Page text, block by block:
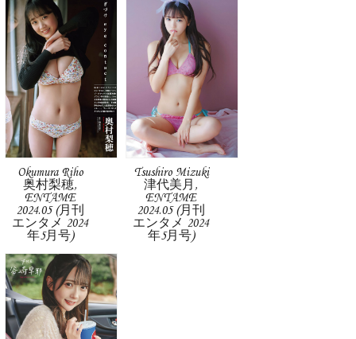
Okumura Riho
奥村梨穂,
ENTAME
2024.05 (月刊
エンタメ 2024
年5月号)
Tsushiro Mizuki
津代美月,
ENTAME
2024.05 (月刊
エンタメ 2024
年5月号)